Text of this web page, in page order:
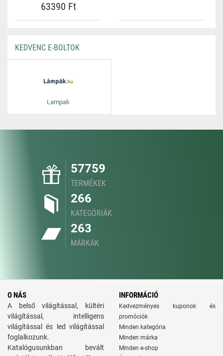
63390 Ft
KEDVENC E-BOLTOK
Lampak
57759
TERMÉKEK
266
KATEGÓRIÁK
263
MÁRKÁK
O NÁS
A belső világítással, kültéri
világítással, intelligens
világítással és led világítással
foglalkozunk.
Katalógusunkban bevált
INFORMÁCIÓ
Kedvezményes kuponok és
promóciók
Minden kategória
Minden márka
Minden e-shop